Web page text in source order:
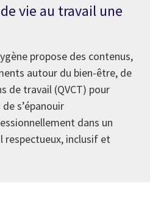
vie au travail une
propose des contenus,
autour du bien-être, de
de travail (QVCT) pour
s’épanouir
dans un
respectueux, inclusif et